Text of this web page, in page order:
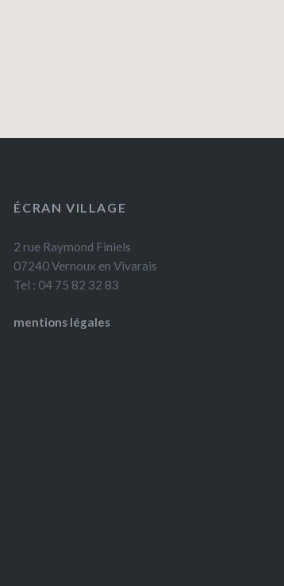
ÉCRAN VILLAGE
2 rue Raymond Finiels
07240 Vernoux en Vivarais
Tel : 04 75 82 32 83
mentions légales